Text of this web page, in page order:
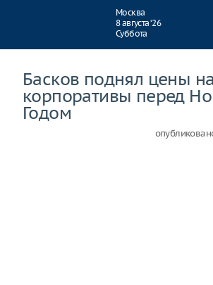
Москва
8 августа ‘26
Суббота
Басков поднял цены на
корпоративы перед
Годом